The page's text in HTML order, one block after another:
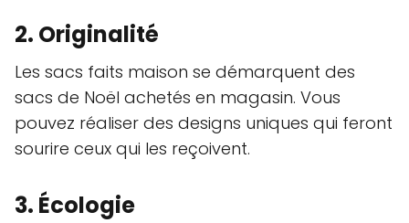
2. Originalité
Les sacs faits maison se démarquent des
sacs de Noël achetés en magasin. Vous
pouvez réaliser des designs uniques qui feront
sourire ceux qui les reçoivent.
3. Écologie